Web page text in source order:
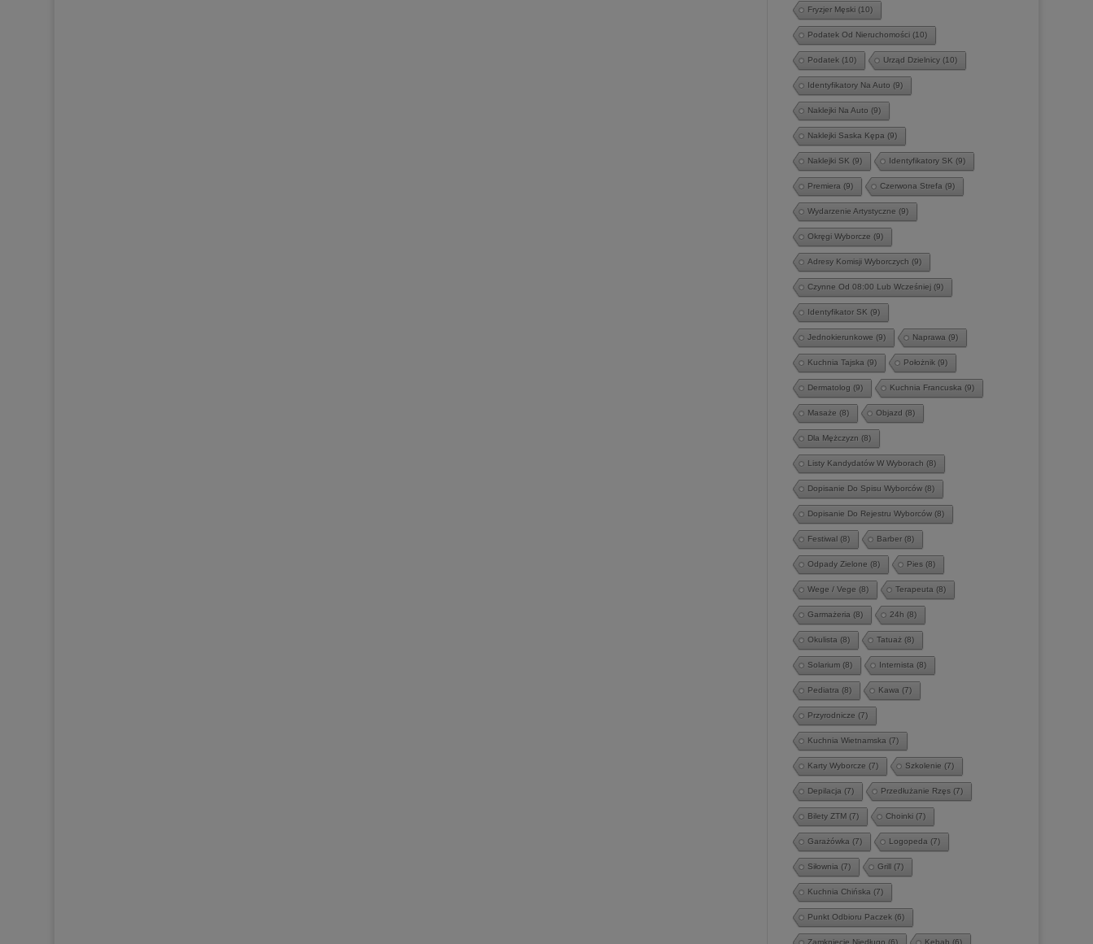
Fryzjer Męski (10)
Podatek Od Nieruchomości (10)
Podatek (10) Urząd Dzielnicy (10)
Identyfikatory Na Auto (9)
Naklejki Na Auto (9)
Naklejki Saska Kępa (9)
Naklejki SK (9) Identyfikatory SK (9)
Premiera (9) Czerwona Strefa (9)
Wydarzenie Artystyczne (9)
Okręgi Wyborcze (9)
Adresy Komisji Wyborczych (9)
Czynne Od 08:00 Lub Wcześniej (9)
Identyfikator SK (9)
Jednokierunkowe (9) Naprawa (9)
Kuchnia Tajska (9) Położnik (9)
Dermatolog (9) Kuchnia Francuska (9)
Masaże (8) Objazd (8)
Dla Mężczyzn (8)
Listy Kandydatów W Wyborach (8)
Dopisanie Do Spisu Wyborców (8)
Dopisanie Do Rejestru Wyborców (8)
Festiwal (8) Barber (8)
Odpady Zielone (8) Pies (8)
Wege / Vege (8) Terapeuta (8)
Garmażeria (8) 24h (8)
Okulista (8) Tatuaż (8)
Solarium (8) Internista (8)
Pediatra (8) Kawa (7)
Przyrodnicze (7)
Kuchnia Wietnamska (7)
Karty Wyborcze (7) Szkolenie (7)
Depilacja (7) Przedłużanie Rzęs (7)
Bilety ZTM (7) Choinki (7)
Garażówka (7) Logopeda (7)
Siłownia (7) Grill (7)
Kuchnia Chińska (7)
Punkt Odbioru Paczek (6)
Zamknięcie Niedługo (6) Kebab (6)